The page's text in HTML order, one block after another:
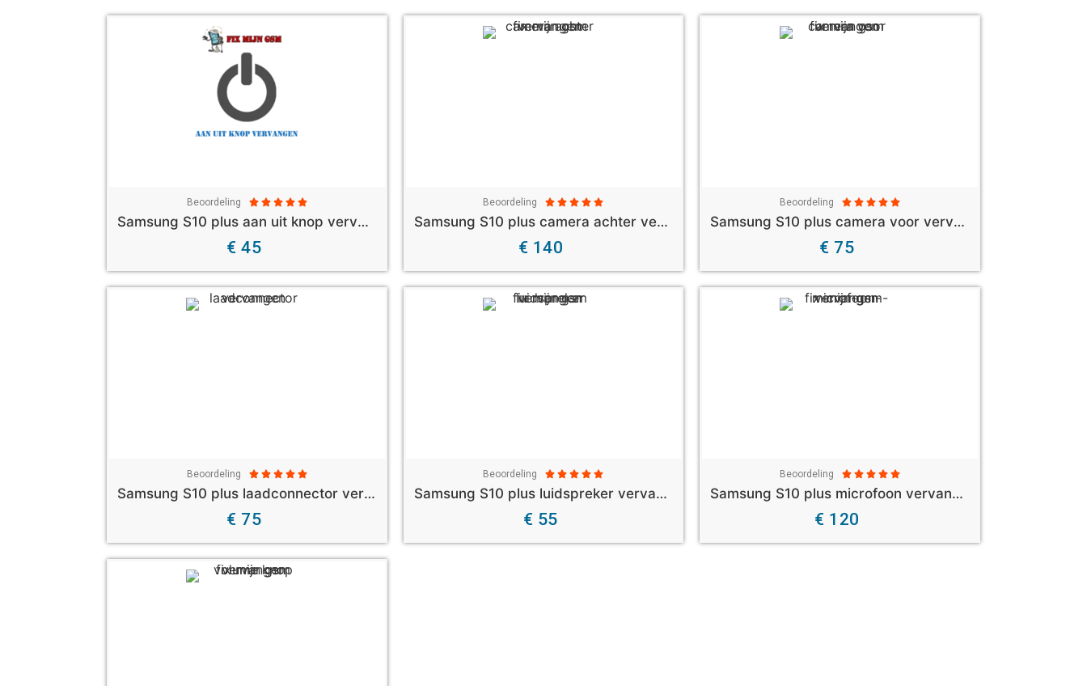
Beoordeling     
Samsung S10 plus aan uit knop vervangen
€ 45
Beoordeling     
Samsung S10 plus camera achter vervangen
€ 140
Beoordeling     
Samsung S10 plus camera voor vervangen
€ 75
Beoordeling     
Samsung S10 plus laadconnector vervangen
€ 75
Beoordeling     
Samsung S10 plus luidspreker vervangen
€ 55
Beoordeling     
Samsung S10 plus microfoon vervangen
€ 120